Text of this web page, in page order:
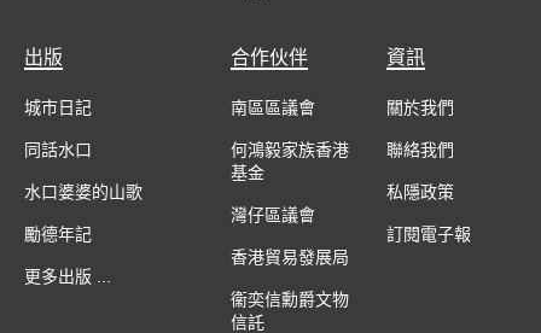
出版
城市日記
同話水口
水口婆婆的山歌
勵德年記
更多出版 ...
合作伙伴
南區區議會
何鴻毅家族香港
基金
灣仔區議會
香港貿易發展局
衞奕信勳爵文物
信託
資訊
關於我們
聯絡我們
私隱政策
訂閱電子報